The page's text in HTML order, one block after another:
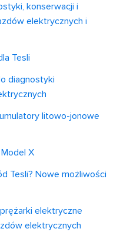
konserwacji i
elektrycznych i
Tesli
diagnostyki
litowo-jonowe
X
Tesli? Nowe możliwości
elektryczne
elektrycznych